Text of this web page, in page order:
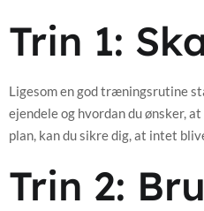
Trin 1:
Ligesom en god træningsrutine
ejendele og hvordan du ønsker,
plan, kan du sikre dig, at intet
Trin 2: